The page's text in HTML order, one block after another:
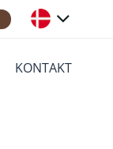
KONTAKT